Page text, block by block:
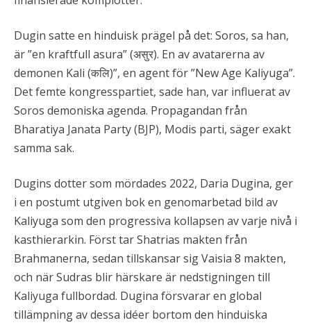
Dugin satte en hinduisk prägel på det: Soros, sa han,
är ”en kraftfull asura” (असुर). En av avatarerna av
demonen Kali (कलि)”, en agent för ”New Age Kaliyuga”.
Det femte kongresspartiet, sade han, var influerat av
Soros demoniska agenda. Propagandan från
Bharatiya Janata Party (BJP), Modis parti, säger exakt
samma sak.
Dugins dotter som mördades 2022, Daria Dugina, ger
i en postumt utgiven bok en genomarbetad bild av
Kaliyuga som den progressiva kollapsen av varje nivå i
kasthierarkin. Först tar Shatrias makten från
Brahmanerna, sedan tillskansar sig Vaisia 8 makten,
och när Sudras blir härskare är nedstigningen till
Kaliyuga fullbordad. Dugina försvarar en global
tillämpning av dessa idéer bortom den hinduiska